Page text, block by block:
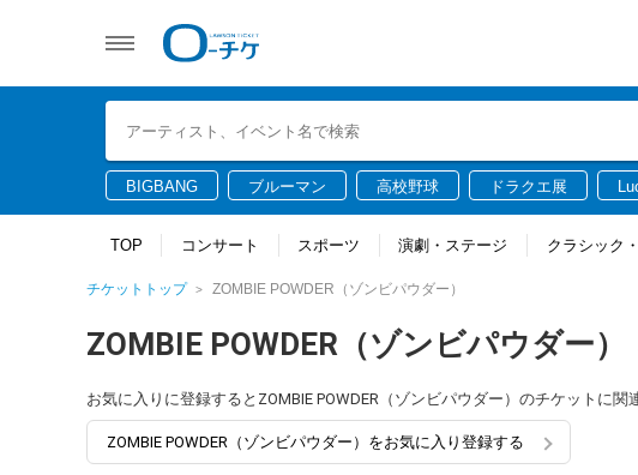
BIGBANG ブルーマン 高校野球 ドラクエ展
TOP コンサート スポーツ 演劇・ステージ クラシック
チケットトップ ZOMBIE POWDER（ゾンビパウダー）
ZOMBIE POWDER（ゾンビパウダー）
お気に入りに登録するとZOMBIE POWDER（ゾンビパウダー）のチケットに
ZOMBIE POWDER（ゾンビパウダー）をお気に入り登録する